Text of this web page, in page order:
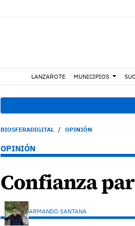
LANZAROTE MUNICIPIOS
BIOSFERADIGITAL OPINIÓN
OPINIÓN
Confianza
ARMANDO SANTANA